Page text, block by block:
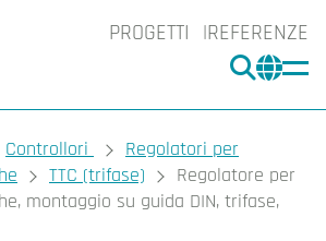
PROGETTI REFERENZE
CERCA
Controllori
Regolatori per
TTC (trifase)
Regolatore per
montaggio su guida DIN, trifase,